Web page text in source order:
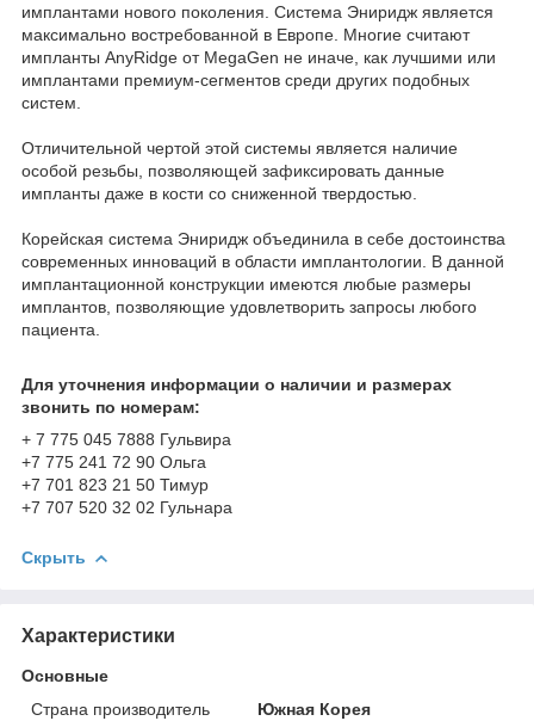
имплантами нового поколения. Система Эниридж является
максимально востребованной в Европе. Многие считают
импланты AnyRidge от MegaGen не иначе, как лучшими или
имплантами премиум-сегментов среди других подобных
систем.
Отличительной чертой этой системы является наличие
особой резьбы, позволяющей зафиксировать данные
импланты даже в кости со сниженной твердостью.
Корейская система Эниридж объединила в себе достоинства
современных инноваций в области имплантологии. В данной
имплантационной конструкции имеются любые размеры
имплантов, позволяющие удовлетворить запросы любого
пациента.
Для уточнения информации о наличии и размерах
звонить по номерам:
+ 7 775 045 7888 Гульвира
+7 775 241 72 90 Ольга
+7 701 823 21 50 Тимур
+7 707 520 32 02 Гульнара
Скрыть
Характеристики
Основные
Страна производитель
Южная Корея